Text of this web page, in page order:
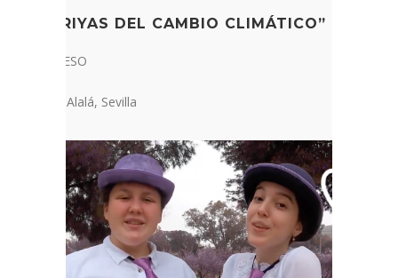
“SEGUIRIYAS DEL CAMBIO CLIMÁTICO”
1er cicle d’ESO
Fundación Alalá, Sevilla